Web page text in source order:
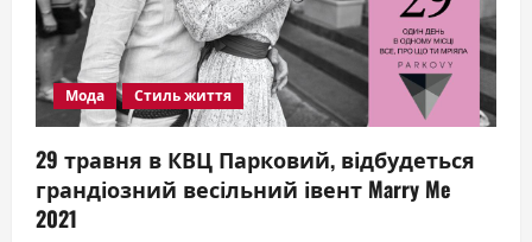
Мода Стиль життя
29 травня в КВЦ Парковий, відбудеться
грандіозний весільний івент Marry Me
2021